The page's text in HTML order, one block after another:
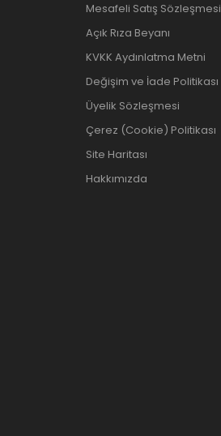
Mesafeli Satış Sözleşmesi
Açık Rıza Beyanı
KVKK Aydınlatma Metni
Değişim ve İade Politikası
Üyelik Sözleşmesi
Çerez (Cookie) Politikası
Site Haritası
Hakkımızda